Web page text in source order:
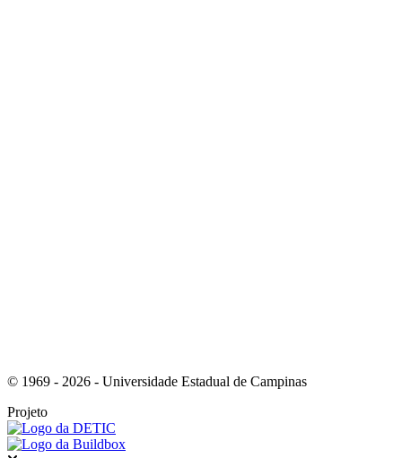
© 1969 - 2026 - Universidade Estadual de Campinas
Projeto